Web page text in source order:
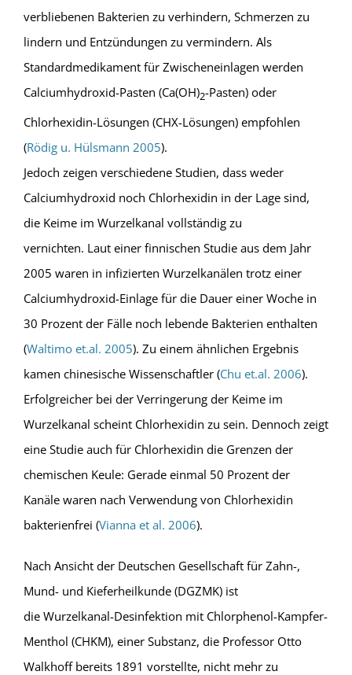
verbliebenen Bakterien zu verhindern, Schmerzen zu
lindern und Entzündungen zu vermindern. Als
Standardmedikament für Zwischeneinlagen werden
Calciumhydroxid-Pasten (Ca(OH)2-Pasten) oder
Chlorhexidin-Lösungen (CHX-Lösungen) empfohlen
(Rödig u. Hülsmann 2005).
Jedoch zeigen verschiedene Studien, dass weder
Calciumhydroxid noch Chlorhexidin in der Lage sind,
die Keime im Wurzelkanal vollständig zu
vernichten. Laut einer finnischen Studie aus dem Jahr
2005 waren in infizierten Wurzelkanälen trotz einer
Calciumhydroxid-Einlage für die Dauer einer Woche in
30 Prozent der Fälle noch lebende Bakterien enthalten
(Waltimo et.al. 2005). Zu einem ähnlichen Ergebnis
kamen chinesische Wissenschaftler (Chu et.al. 2006).
Erfolgreicher bei der Verringerung der Keime im
Wurzelkanal scheint Chlorhexidin zu sein. Dennoch zeigt
eine Studie auch für Chlorhexidin die Grenzen der
chemischen Keule: Gerade einmal 50 Prozent der
Kanäle waren nach Verwendung von Chlorhexidin
bakterienfrei (Vianna et al. 2006).
Nach Ansicht der Deutschen Gesellschaft für Zahn-,
Mund- und Kieferheilkunde (DGZMK) ist
die Wurzelkanal-Desinfektion mit Chlorphenol-Kampfer-
Menthol (CHKM), einer Substanz, die Professor Otto
Walkhoff bereits 1891 vorstellte, nicht mehr zu